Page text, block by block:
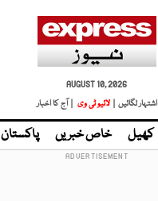
AUGUST 10, 2026
اشتہار لگائیں |
لائیو ٹی وی | آج کا اخبار
کھیل خاص خبریں پاکستان